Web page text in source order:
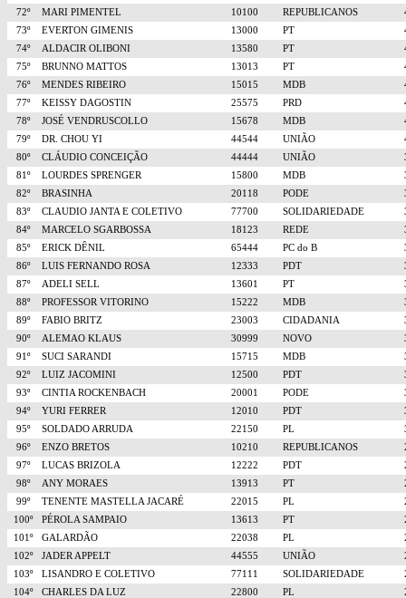
72º
MARI PIMENTEL 10100 REPUBLICANOS
73º
EVERTON GIMENIS 13000 PT
74º
ALDACIR OLIBONI 13580 PT
75º
BRUNNO MATTOS 13013 PT
76º
MENDES RIBEIRO 15015 MDB
77º
KEISSY DAGOSTIN 25575 PRD
78º
JOSÉ VENDRUSCOLLO 15678 MDB
79º
DR. CHOU YI 44544 UNIÃO
80º
CLÁUDIO CONCEIÇÃO 44444 UNIÃO
81º
LOURDES SPRENGER 15800 MDB
82º
BRASINHA 20118 PODE
83º
CLAUDIO JANTA E COLETIVO 77700 SOLIDARIEDADE
84º
MARCELO SGARBOSSA 18123 REDE
85º
ERICK DÊNIL 65444 PC do B
86º
LUIS FERNANDO ROSA 12333 PDT
87º
ADELI SELL 13601 PT
88º
PROFESSOR VITORINO 15222 MDB
89º
FABIO BRITZ 23003 CIDADANIA
90º
ALEMAO KLAUS 30999 NOVO
91º
SUCI SARANDI 15715 MDB
92º
LUIZ JACOMINI 12500 PDT
93º
CINTIA ROCKENBACH 20001 PODE
94º
YURI FERRER 12010 PDT
95º
SOLDADO ARRUDA 22150 PL
96º
ENZO BRETOS 10210 REPUBLICANOS
97º
LUCAS BRIZOLA 12222 PDT
98º
ANY MORAES 13913 PT
99º
TENENTE MASTELLA JACARÉ 22015 PL
100º
PÉROLA SAMPAIO 13613 PT
101º
GALARDÃO 22038 PL
102º
JADER APPELT 44555 UNIÃO
103º
LISANDRO E COLETIVO 77111 SOLIDARIEDADE
104º
CHARLES DA LUZ 22800 PL